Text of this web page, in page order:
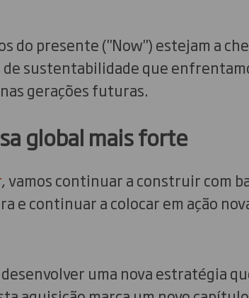
do presente ("Now") estejam a
sustentabilidade que
gerações futuras.
global mais forte
, vamos continuar a construir com
e continuar a colocar em ação
uma nova estratégia